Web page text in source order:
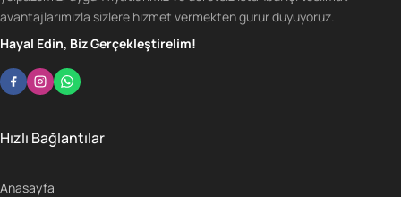
avantajlarımızla sizlere hizmet vermekten gurur duyuyoruz.
Hayal Edin, Biz Gerçekleştirelim!
Hızlı Bağlantılar
Anasayfa